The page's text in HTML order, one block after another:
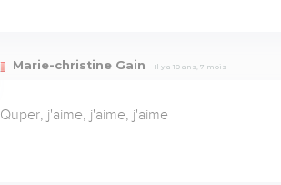
Marie-christine Gain Il y a 10 ans, 7 mois
Quper, j'aime, j'aime, j'aime